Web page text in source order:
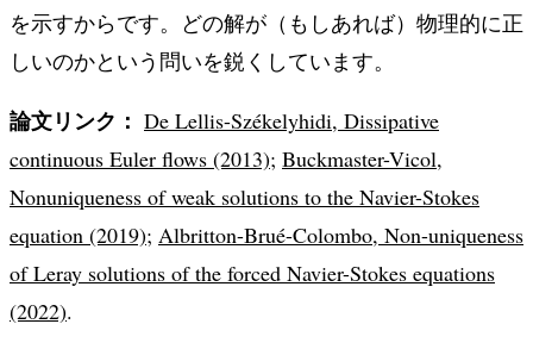
を示すからです。どの解が（もしあれば）物理的に正
しいのかという問いを鋭くしています。
論文リンク： De Lellis-Székelyhidi, Dissipative
continuous Euler flows (2013); Buckmaster-Vicol,
Nonuniqueness of weak solutions to the Navier-Stokes
equation (2019); Albritton-Brué-Colombo, Non-uniqueness
of Leray solutions of the forced Navier-Stokes equations
(2022).